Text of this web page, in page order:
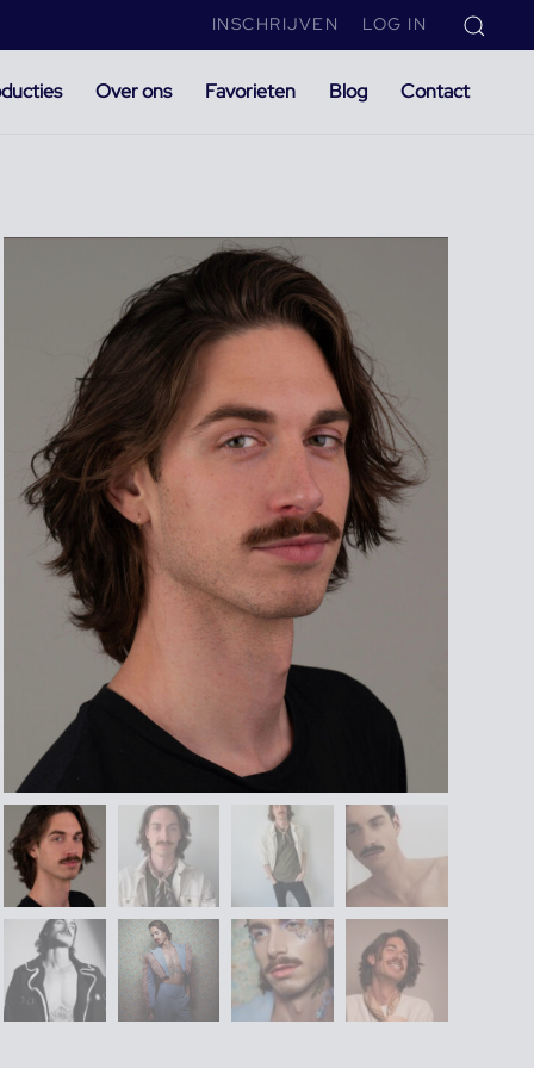
INSCHRIJVEN LOG IN
Over ons Favorieten Blog Contact